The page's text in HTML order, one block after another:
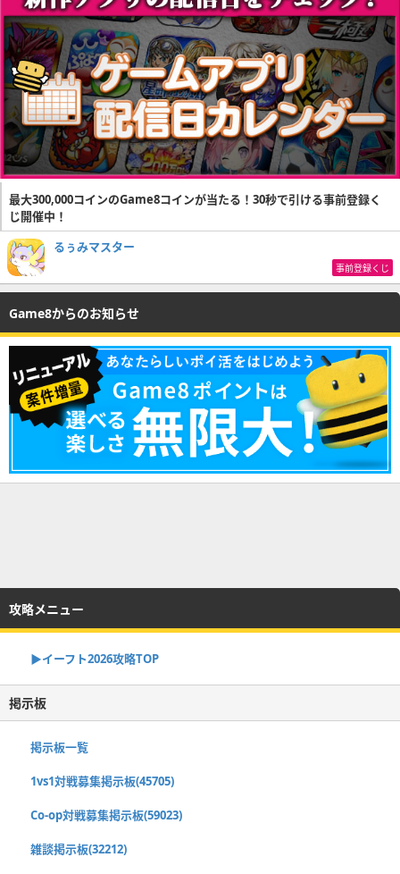
最大300,000コインのGame8コインが当たる！30秒で引ける事前登録く
じ開催中！
るぅみマスター
事前登録くじ
Game8からのお知らせ
攻略メニュー
▶イーフト2026攻略TOP
掲示板
掲示板一覧
1vs1対戦募集掲示板(45705)
Co-op対戦募集掲示板(59023)
雑談掲示板(32212)